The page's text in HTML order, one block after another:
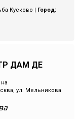
Кусково
Город:
ДАМ ДЕ
ул. Мельникова